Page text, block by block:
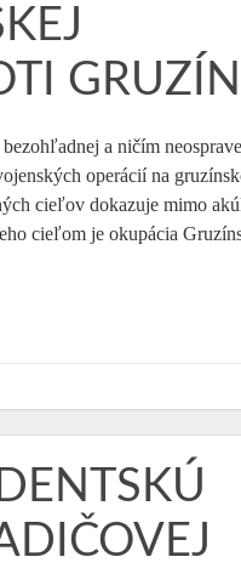
a ničím
operácií na
cieľov dokazuje mimo
cieľom je okupácia